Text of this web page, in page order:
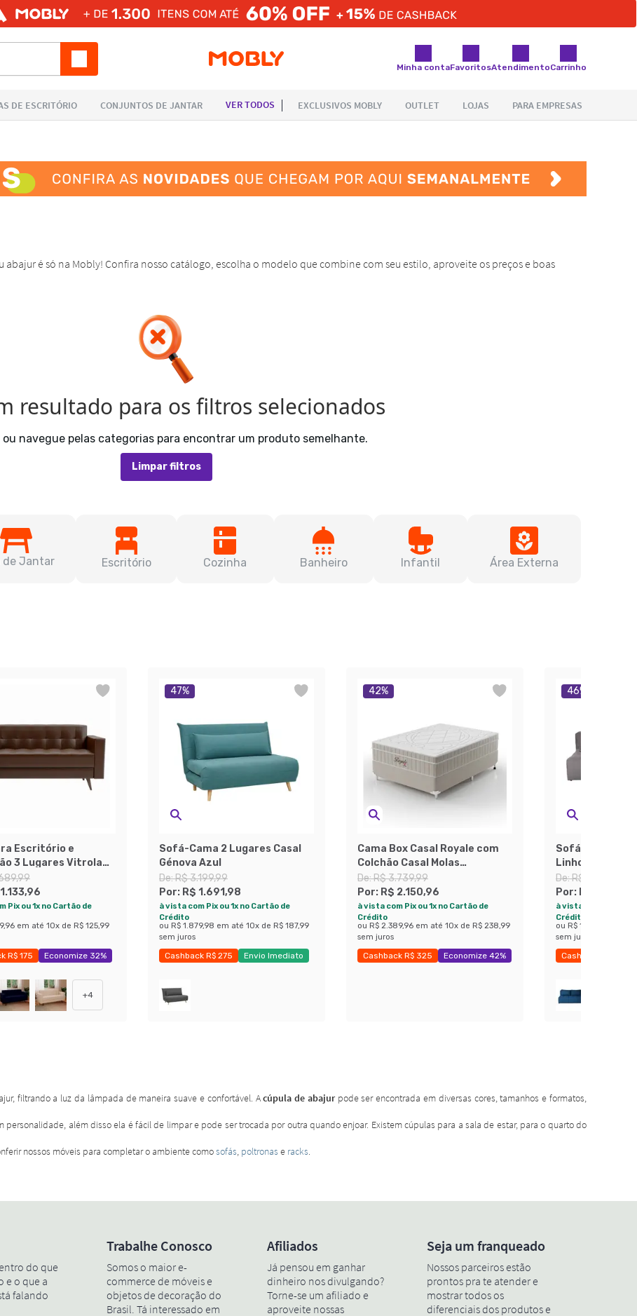
Minha contaFavoritosAtendimentoCarrinho
resultado para os filtros selecionados
ou navegue pelas categorias para encontrar um produto semelhante.
Limpar filtros
de Jantar Escritório Cozinha Banheiro Infantil Área Externa
Escritório e
3 Lugares Vitrola
Sintético Café
Pix ou 1x no Cartão de
em até 10x de R$ 125,99
R$ 175 Economize 32%
+4
47%
Sofá-Cama 2 Lugares Casal
Génova Azul
De:R$ 3.199,99
Por: R$ 1.691,98
à vista com Pix ou 1x no Cartão de
Crédito
ou R$ 1.879,98 em até 10x de R$ 187,99
sem juros
Cashback R$ 275
Envio Imediato
42%
Cama Box Casal Royale com
Colchão Casal Molas
Ensacadas Bege e Branca
De:R$ 3.739,99
Por: R$ 2.150,96
à vista com Pix ou 1x no Cartão de
Crédito
ou R$ 2.389,96 em até 10x de R$ 238,99
sem juros
Cashback R$ 325 Economize 42%
46%
Sofá 3 Lugares
Linho Grafite
De:R$ 3.319,99
Por:
à vista com Pix ou
Crédito
ou R$ 1.974,99
sem juros
Cashback R$ 275